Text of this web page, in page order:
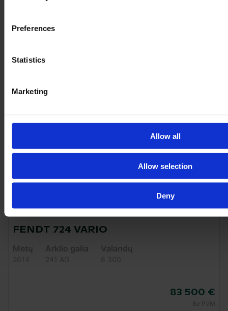
Preferences
Statistics
Marketing
Allow all
Allow selection
Deny
FENDT 724 VARIO
Metų
2014
Arklio galia
241 AG
Valandų
8 300
83 500 €
Be PVM